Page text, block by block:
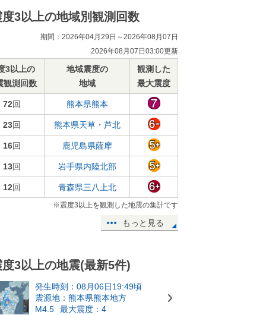
度3以上の地域別観測回数
期間：2026年04月29日～2026年08月07日
2026年08月07日03:00更新
3以上の
観測回数
地域震度の
地域
観測した
最大震度
72回 熊本県熊本
23回 熊本県天草・芦北
16回 鹿児島県薩摩
13回 岩手県内陸北部
12回 青森県三八上北
※震度3以上を観測した地震の集計です
もっと見る
度3以上の地震(最新5件)
発生時刻：08月06日19:49頃
震源地：熊本県熊本地方
M4.5
最大震度：4